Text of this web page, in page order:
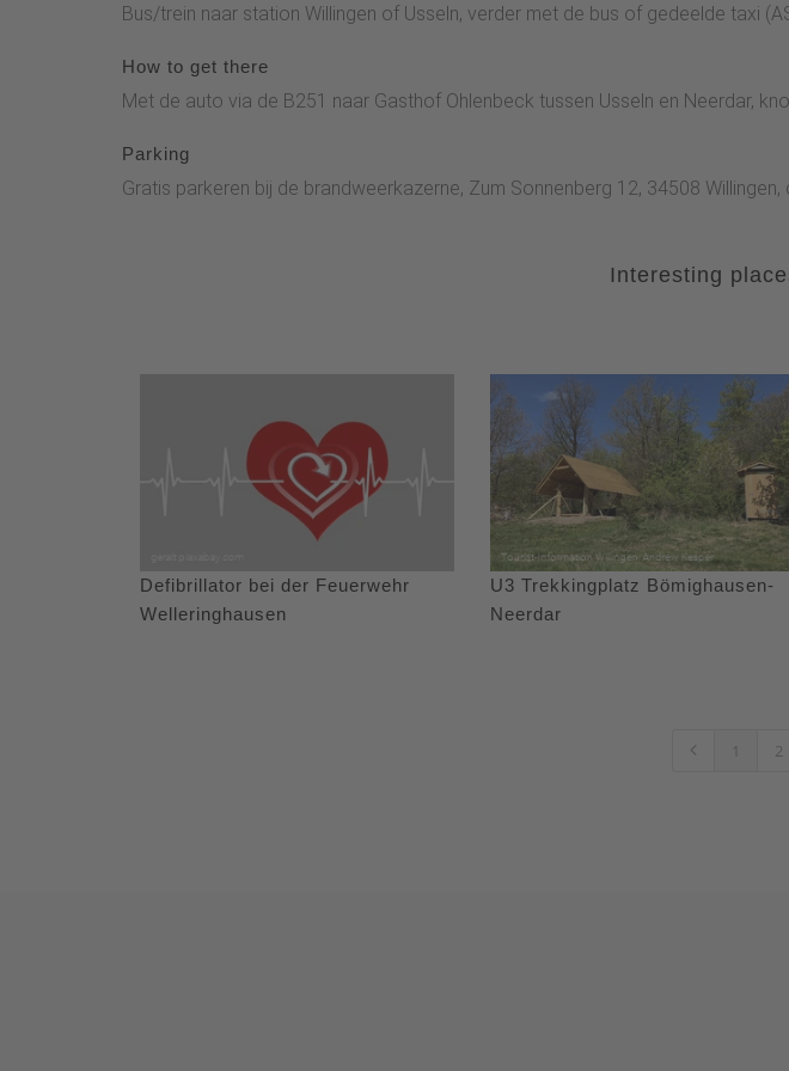
Bus/trein naar station Willingen of Usseln, verder met de bus of gedeelde taxi
How to get there
Met de auto via de B251 naar Gasthof Ohlenbeck tussen Usseln en Neerdar,
Parking
Gratis parkeren bij de brandweerkazerne, Zum Sonnenberg 12, 34508 Willingen,
Interesting
Defibrillator bei der Feuerwehr
Welleringhausen
U3 Trekkingplatz Bömighausen-
Neerdar
1 2